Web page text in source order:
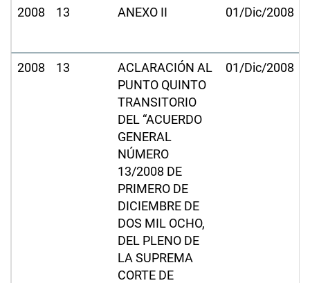
2008 13 ANEXO II 01/Dic/2008
2008 13
ACLARACIÓN AL
PUNTO QUINTO
TRANSITORIO
DEL “ACUERDO
GENERAL
NÚMERO
13/2008 DE
PRIMERO DE
DICIEMBRE DE
DOS MIL OCHO,
DEL PLENO DE
LA SUPREMA
CORTE DE
01/Dic/2008